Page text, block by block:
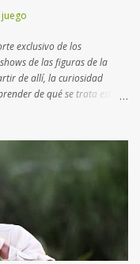
exclusivo de los
de las figuras de la
de allí, la curiosidad
de qué se trata esta
es cierto, hay
es un “ ajedrez
edad media con actores
hay dos equipos de 11
uno deberá transitar
un balón ovalado. El
mundial...